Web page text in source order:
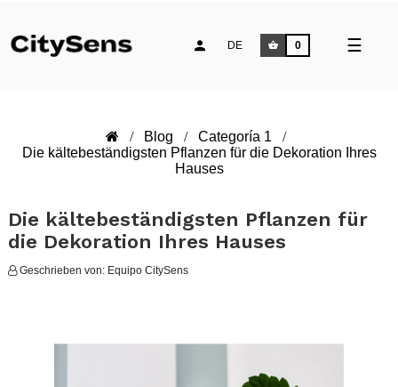
☰
DE 0
Blog
Categoría 1
Die kältebeständigsten Pflanzen für die Dekoration Ihres
Hauses
Die kältebeständigsten Pflanzen für
die Dekoration Ihres Hauses
Geschrieben von: Equipo CitySens